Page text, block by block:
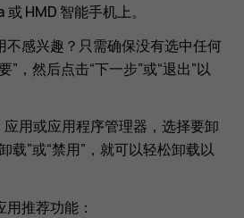
HMD 智能手机上。
不感兴趣？只需确保没有选中任何
”，然后点击“下一步”或“退出”以
用或应用程序管理器，选择要卸
载”或“禁用”，就可以轻松卸载以
推荐功能：